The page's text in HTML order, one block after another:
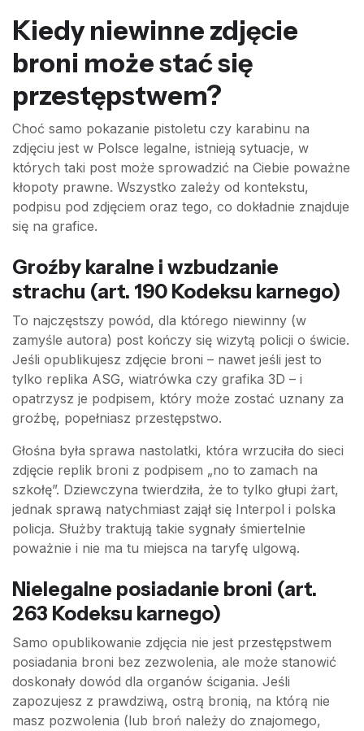
Kiedy niewinne zdjęcie
broni może stać się
przestępstwem?
Choć samo pokazanie pistoletu czy karabinu na
zdjęciu jest w Polsce legalne, istnieją sytuacje, w
których taki post może sprowadzić na Ciebie poważne
kłopoty prawne. Wszystko zależy od kontekstu,
podpisu pod zdjęciem oraz tego, co dokładnie znajduje
się na grafice.
Groźby karalne i wzbudzanie
strachu (art. 190 Kodeksu karnego)
To najczęstszy powód, dla którego niewinny (w
zamyśle autora) post kończy się wizytą policji o świcie.
Jeśli opublikujesz zdjęcie broni – nawet jeśli jest to
tylko replika ASG, wiatrówka czy grafika 3D – i
opatrzysz je podpisem, który może zostać uznany za
groźbę, popełniasz przestępstwo.
Głośna była sprawa nastolatki, która wrzuciła do sieci
zdjęcie replik broni z podpisem „no to zamach na
szkołę”. Dziewczyna twierdziła, że to tylko głupi żart,
jednak sprawą natychmiast zajął się Interpol i polska
policja. Służby traktują takie sygnały śmiertelnie
poważnie i nie ma tu miejsca na taryfę ulgową.
Nielegalne posiadanie broni (art.
263 Kodeksu karnego)
Samo opublikowanie zdjęcia nie jest przestępstwem
posiadania broni bez zezwolenia, ale może stanowić
doskonały dowód dla organów ścigania. Jeśli
zapozujesz z prawdziwą, ostrą bronią, na którą nie
masz pozwolenia (lub broń należy do znajomego,